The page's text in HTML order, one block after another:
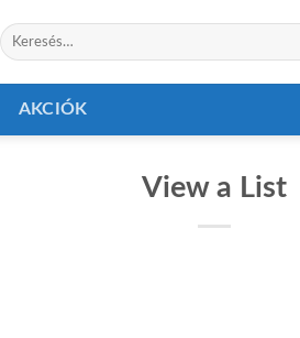
Keresés
a
AKCIÓK
View a List